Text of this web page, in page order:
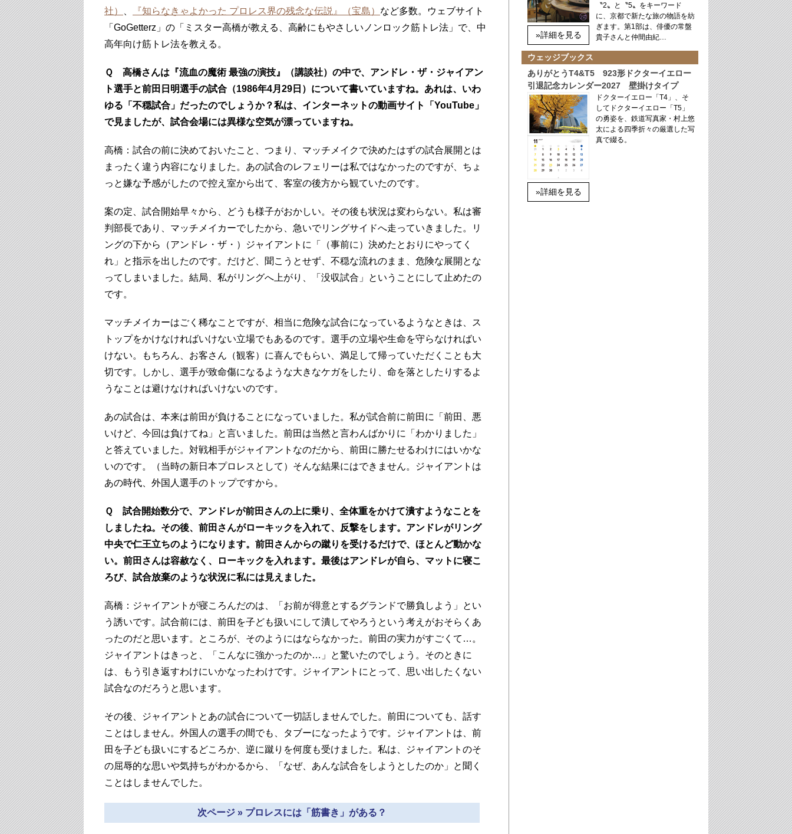
社）
『知らなきゃよかった プロレス界の残念な伝説』（宝島） など多数。ウェブサイト
「GoGetterz」の「ミスター高橋が教える、高齢にもやさしいノンロック筋トレ法」で、中
高年向け筋トレ法を教える。
Ｑ 高橋さんは『流血の魔術 最強の演技』（講談社）の中で、アンドレ・ザ・ジャイアン
ト選手と前田日明選手の試合（1986年4月29日）について書いていますね。あれは、いわ
ゆる「不穏試合」だったのでしょうか？私は、インターネットの動画サイト「YouTube」
で見ましたが、試合会場には異様な空気が漂っていますね。
高橋：試合の前に決めておいたこと、つまり、マッチメイクで決めたはずの試合展開とは
まったく違う内容になりました。あの試合のレフェリーは私ではなかったのですが、ちょ
っと嫌な予感がしたので控え室から出て、客室の後方から観ていたのです。
案の定、試合開始早々から、どうも様子がおかしい。その後も状況は変わらない。私は審
判部長であり、マッチメイカーでしたから、急いでリングサイドへ走っていきました。リ
ングの下から（アンドレ・ザ・）ジャイアントに「（事前に）決めたとおりにやってく
れ」と指示を出したのです。だけど、聞こうとせず、不穏な流れのまま、危険な展開とな
ってしまいました。結局、私がリングへ上がり、「没収試合」ということにして止めたの
です。
マッチメイカーはごく稀なことですが、相当に危険な試合になっているようなときは、ス
トップをかけなければいけない立場でもあるのです。選手の立場や生命を守らなければい
けない。もちろん、お客さん（観客）に喜んでもらい、満足して帰っていただくことも大
切です。しかし、選手が致命傷になるような大きなケガをしたり、命を落としたりするよ
うなことは避けなければいけないのです。
あの試合は、本来は前田が負けることになっていました。私が試合前に前田に「前田、悪
いけど、今回は負けてね」と言いました。前田は当然と言わんばかりに「わかりました」
と答えていました。対戦相手がジャイアントなのだから、前田に勝たせるわけにはいかな
いのです。（当時の新日本プロレスとして）そんな結果にはできません。ジャイアントは
あの時代、外国人選手のトップですから。
Ｑ 試合開始数分で、アンドレが前田さんの上に乗り、全体重をかけて潰すようなことを
しましたね。その後、前田さんがローキックを入れて、反撃をします。アンドレがリング
中央で仁王立ちのようになります。前田さんからの蹴りを受けるだけで、ほとんど動かな
い。前田さんは容赦なく、ローキックを入れます。最後はアンドレが自ら、マットに寝こ
ろび、試合放棄のような状況に私には見えました。
高橋：ジャイアントが寝ころんだのは、「お前が得意とするグランドで勝負しよう」とい
う誘いです。試合前には、前田を子ども扱いにして潰してやろうという考えがおそらくあ
ったのだと思います。ところが、そのようにはならなかった。前田の実力がすごくて…。
ジャイアントはきっと、「こんなに強かったのか…」と驚いたのでしょう。そのときに
は、もう引き返すわけにいかなったわけです。ジャイアントにとって、思い出したくない
試合なのだろうと思います。
その後、ジャイアントとあの試合について一切話しませんでした。前田についても、話す
ことはしません。外国人の選手の間でも、タブーになったようです。ジャイアントは、前
田を子ども扱いにするどころか、逆に蹴りを何度も受けました。私は、ジャイアントのそ
の屈辱的な思いや気持ちがわかるから、「なぜ、あんな試合をしようとしたのか」と聞く
ことはしませんでした。
次ページ » プロレスには「筋書き」がある？
»詳細を見る
〝2〟と〝5〟をキーワード
に、京都で新たな旅の物語を紡
ぎます。第1部は、俳優の常盤
貴子さんと仲間由紀…
ウェッジブックス
ありがとうT4&T5 923形ドクターイエロー
引退記念カレンダー2027 壁掛けタイプ
»詳細を見る
ドクターイエロー「T4」、そ
してドクターイエロー「T5」
の勇姿を、鉄道写真家・村上悠
太による四季折々の厳選した写
真で綴る。